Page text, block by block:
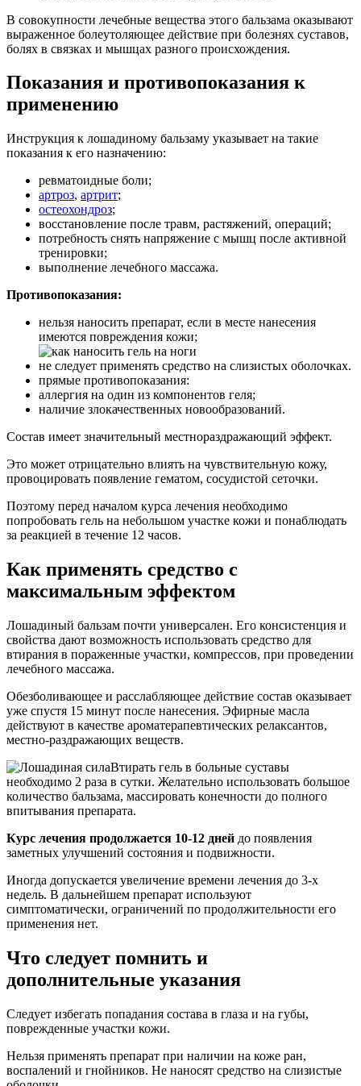
В совокупности лечебные вещества этого бальзама оказывают
выраженное болеутоляющее действие при болезнях суставов,
болях в связках и мышцах разного происхождения.
Показания и противопоказания к
применению
Инструкция к лошадиному бальзаму указывает на такие
показания к его назначению:
ревматоидные боли;
артроз, артрит;
остеохондроз;
восстановление после травм, растяжений, операций;
потребность снять напряжение с мышц после активной
тренировки;
выполнение лечебного массажа.
Противопоказания:
нельзя наносить препарат, если в месте нанесения
имеются повреждения кожи;
не следует применять средство на слизистых оболочках.
прямые противопоказания:
аллергия на один из компонентов геля;
наличие злокачественных новообразований.
Состав имеет значительный местнораздражающий эффект.
Это может отрицательно влиять на чувствительную кожу,
провоцировать появление гематом, сосудистой сеточки.
Поэтому перед началом курса лечения необходимо
попробовать гель на небольшом участке кожи и понаблюдать
за реакцией в течение 12 часов.
Как применять средство с
максимальным эффектом
Лошадиный бальзам почти универсален. Его консистенция и
свойства дают возможность использовать средство для
втирания в пораженные участки, компрессов, при проведении
лечебного массажа.
Обезболивающее и расслабляющее действие состав оказывает
уже спустя 15 минут после нанесения. Эфирные масла
действуют в качестве ароматерапевтических релаксантов,
местно-раздражающих веществ.
Втирать гель в больные суставы
необходимо 2 раза в сутки. Желательно использовать большое
количество бальзама, массировать конечности до полного
впитывания препарата.
Курс лечения продолжается 10-12 дней до появления
заметных улучшений состояния и подвижности.
Иногда допускается увеличение времени лечения до 3-х
недель. В дальнейшем препарат используют
симптоматически, ограничений по продолжительности его
применения нет.
Что следует помнить и
дополнительные указания
Следует избегать попадания состава в глаза и на губы,
поврежденные участки кожи.
Нельзя применять препарат при наличии на коже ран,
воспалений и гнойников. Не наносят средство на слизистые